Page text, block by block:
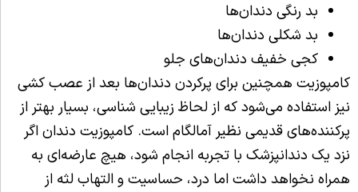
بد رنگی دندان‌ها
بد شکلی دندان‌ها
کجی خفیف دندان‌های جلو
کامپوزیت همچنین برای پرکردن دندان‌ها بعد از عصب کشی
نیز استفاده می‌شود که از لحاظ زیبایی شناسی، بسیار بهتر از
پرکننده‌های قدیمی نظیر آمالگام است. کامپوزیت دندان اگر
نزد یک دندانپزشک با تجربه انجام شود، هیچ عارضه‌ای به
همراه نخواهد داشت اما درد، حساسیت و التهاب لثه از